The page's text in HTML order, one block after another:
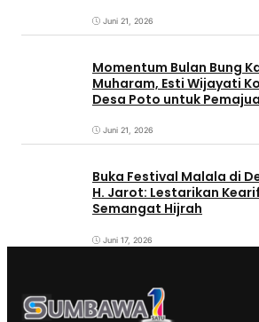
Juni 21, 2026
Momentum Bulan Bung
Muharam, Esti Wijayati
Desa Poto untuk
Juni 21, 2026
Buka Festival Malala di
H. Jarot: Lestarikan
Semangat Hijrah
Juni 17, 2026